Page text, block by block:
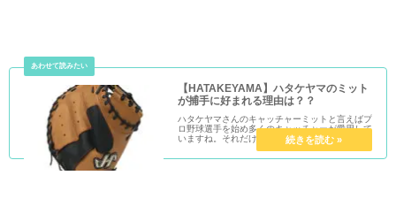
【HATAKEYAMA】ハタケヤマのミット
が捕手に好まれる理由は？？
ハタケヤマさんのキャッチャーミットと言えばプ
ロ野球選手を始め多くのキャッチャーが愛用して
いますね。それだけ愛されるハタケヤマさんのキ
ャッチャーミットにはどういった秘密があるので
しょうか？おすすめのミットもたくさん紹介しま